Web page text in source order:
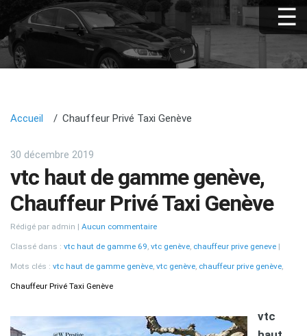
Accueil Chauffeur Privé Taxi Genève
30 décembre 2019
vtc haut de gamme genève,
Chauffeur Privé Taxi Genève
Rédigé par admin Aucun commentaire
Classé dans : vtc haut de gamme 69, vtc genève, chauffeur prive geneve
Mots clés : vtc haut de gamme genève, vtc genève, chauffeur prive genève,
Chauffeur Privé Taxi Genève
vtc